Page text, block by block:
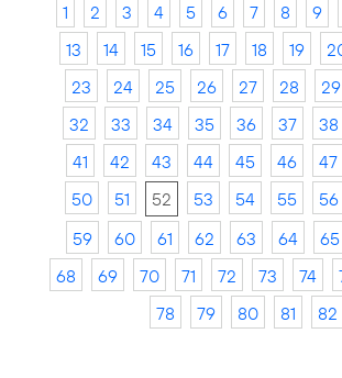
1 2 3 4 5 6 7 8 9
13
14 15 16 17 18 19
23
24 25 26 27 28 29
32
33 34 35 36 37 38
41
42 43 44 45 46 47
50
51 52 53 54 55 56
59
60 61 62 63 64 65
68
69 70 71 72 73 74
78
79 80 81 82